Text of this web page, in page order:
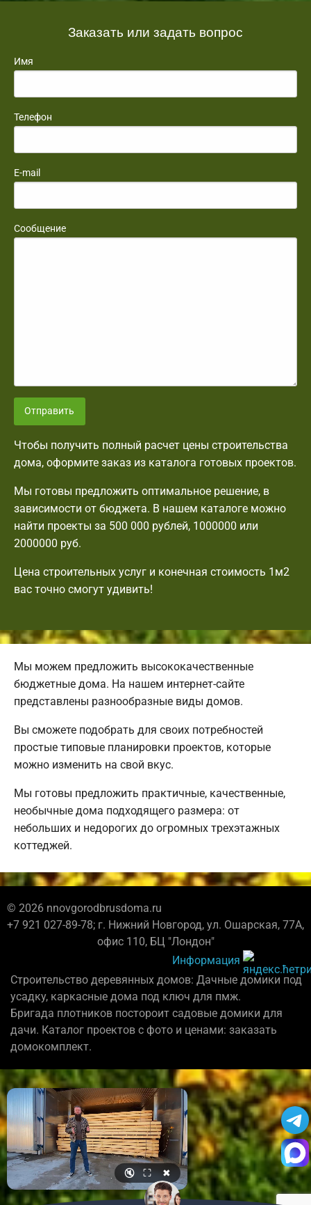
Заказать или задать вопрос
Имя
Телефон
E-mail
Сообщение
Отправить
Чтобы получить полный расчет цены строительства
дома, оформите заказ из каталога готовых проектов.
Мы готовы предложить оптимальное решение, в
зависимости от бюджета. В нашем каталоге можно
найти проекты за 500 000 рублей, 1000000 или
2000000 руб.
Цена строительных услуг и конечная стоимость 1м2
вас точно смогут удивить!
Мы можем предложить высококачественные
бюджетные дома. На нашем интернет-сайте
представлены разнообразные виды домов.
Вы сможете подобрать для своих потребностей
простые типовые планировки проектов, которые
можно изменить на свой вкус.
Мы готовы предложить практичные, качественные,
необычные дома подходящего размера: от
небольших и недорогих до огромных трехэтажных
коттеджей.
© 2026 nnovgorodbrusdoma.ru
+7 921 027-89-78; г. Нижний Новгород, ул. Ошарская, 77А,
офис 110, БЦ "Лондон"
Информация
Строительство деревянных домов: Дачные домики под
усадку, каркасные дома под ключ для пмж.
Бригада плотников постороит садовые домики для
дачи. Каталог проектов с фото и ценами: заказать
домокомплект.
🔇 ⛶ ✖